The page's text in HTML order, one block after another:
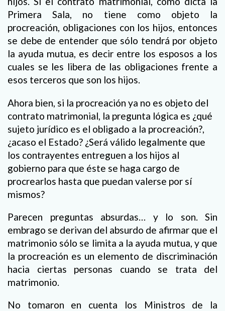
Primera Sala, no tiene como objeto la
procreación, obligaciones con los hijos, entonces
se debe de entender que sólo tendrá por objeto
la ayuda mutua, es decir entre los esposos a los
cuales se les libera de las obligaciones frente a
esos terceros que son los hijos.
Ahora bien, si la procreación ya no es objeto del
contrato matrimonial, la pregunta lógica es ¿qué
sujeto jurídico es el obligado a la procreación?,
¿acaso el Estado? ¿Será válido legalmente que
los contrayentes entreguen a los hijos al
gobierno para que éste se haga cargo de
procrearlos hasta que puedan valerse por sí
mismos?
Parecen preguntas absurdas… y lo son. Sin
embrago se derivan del absurdo de afirmar que el
matrimonio sólo se limita a la ayuda mutua, y que
la procreación es un elemento de discriminación
hacia ciertas personas cuando se trata del
matrimonio.
No tomaron en cuenta los Ministros de la